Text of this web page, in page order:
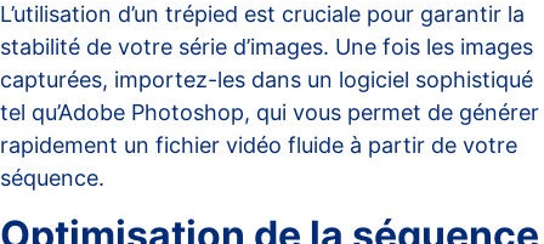
L’utilisation d’un trépied est cruciale pour garantir la
stabilité de votre série d’images. Une fois les images
capturées, importez-les dans un logiciel sophistiqué
tel qu’Adobe Photoshop, qui vous permet de générer
rapidement un fichier vidéo fluide à partir de votre
séquence.
Optimisation de la séquence